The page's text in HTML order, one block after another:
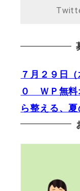
７月２９日
０ ＷＰ無料
ら整える、夏